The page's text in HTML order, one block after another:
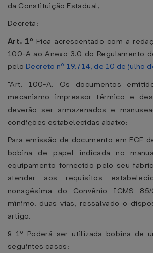
da Constituição Estadual,
Decreta:
Art. 1º Fica acrescentado com a
100-A ao Anexo 3.0 do Regulamento
pelo Decreto nº 19.714, de 10 de julho
"Art. 100-A. Os documentos
mecanismo impressor térmico e
deverão ser armazenados e
condições estabelecidas abaixo:
Para emissão de documento em ECF
bobina de papel indicada no
equipamento fornecido pelo seu
atender aos requisitos
nonagésima do Convênio ICMS
mínimo, duas vias, ressalvado o
artigo.
§ 1º Poderá ser utilizada bobina de
seguintes casos: